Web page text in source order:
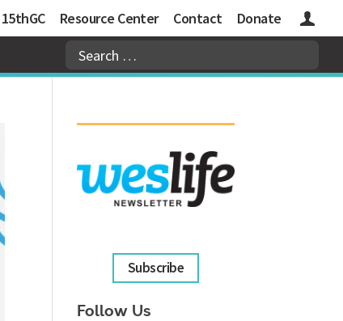
15thGC Resource Center Contact Donate Logins
Subscribe
Follow Us